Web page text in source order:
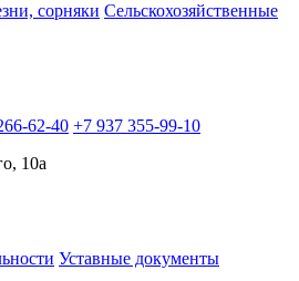
сорняки Сельскохозяйственные
62-40 +7 937 355-99-10
10а
Уставные документы